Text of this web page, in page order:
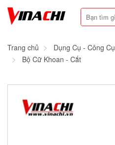
Trang chủ Dụng Cụ - Công Cụ
Bộ Cữ Khoan - Cắt